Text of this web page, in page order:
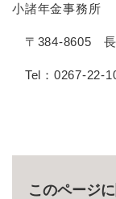
小諸年金事務所
〒384-8605 長
Tel：0267-22-
このページ